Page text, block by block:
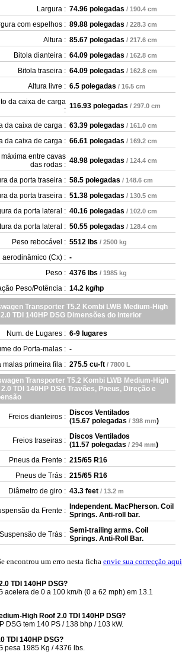
Largura : 74.96 polegadas / 190.4 cm
com espelhos : 89.88 polegadas / 228.3 cm
Altura : 85.67 polegadas / 217.6 cm
Bitola dianteira : 64.09 polegadas / 162.8 cm
Bitola traseira : 64.09 polegadas / 162.8 cm
Altura livre : 6.5 polegadas / 16.5 cm
da caixa de carga
: 116.93 polegadas / 297.0 cm
da caixa de carga : 63.39 polegadas / 161.0 cm
da caixa de carga : 66.61 polegadas / 169.2 cm
entre cavas
das rodas : 48.98 polegadas / 124.4 cm
da porta traseira : 58.5 polegadas / 148.6 cm
da porta traseira : 51.38 polegadas / 130.5 cm
da porta lateral : 40.16 polegadas / 102.0 cm
da porta lateral : 50.55 polegadas / 128.4 cm
Peso rebocável : 5512 lbs / 2500 kg
aerodinâmico (Cx) : -
Peso : 4376 lbs / 1985 kg
Peso/Potência : 14.2 kg/hp
Transporter T5.2 Kombi LWB Medium-High
TDI 140HP DSG Dimensões do interior
Num. de Lugares : 6-9 lugares
do Porta-malas : -
malas primeira fila : 275.5 cu-ft / 7800 L
Transporter T5.2 Kombi LWB Medium-High
TDI 140HP DSG Travões, Pneus, Direção e
Freios dianteiros : Discos Ventilados
(15.67 polegadas / 398 mm)
Freios traseiras : Discos Ventilados
(11.57 polegadas / 294 mm)
Pneus da Frente : 215/65 R16
Pneus de Trás : 215/65 R16
Diâmetro de giro : 43.3 feet / 13.2 m
da Frente : Independent. MacPherson. Coil
Springs. Anti-roll bar.
Suspensão de Trás : Semi-trailing arms. Coil
Springs. Anti-Roll Bar.
encontrou um erro nesta ficha envie sua correcção aqui
TDI 140HP DSG?
de 0 a 100 km/h (0 a 62 mph) em 13.1
High Roof 2.0 TDI 140HP DSG?
DSG tem 140 PS / 138 bhp / 103 kW.
TDI 140HP DSG?
pesa 1985 Kg / 4376 lbs.